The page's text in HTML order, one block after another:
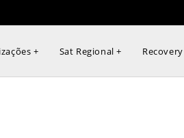
+ Sat Regional + Recovery